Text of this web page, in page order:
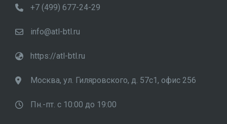
+7 (499) 677-24-29
info@atl-btl.ru
https://atl-btl.ru
Москва, ул. Гиляровского, д. 57с1, офис 256
Пн.-пт. с 10:00 до 19:00